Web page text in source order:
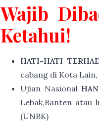
Wajib
Ketahui!
HATI-HATI
cabang di Kota
Ujian Nasional
Lebak,Banten atau
(UNBK)